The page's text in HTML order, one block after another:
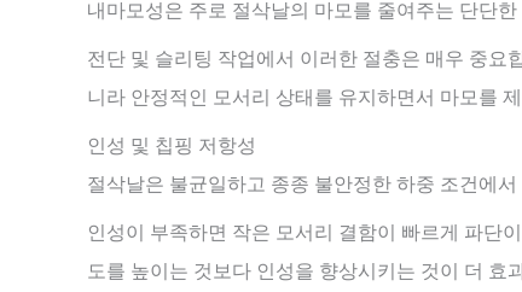
내마모성은 주로 절삭날의 마모를 줄여주는 단단
전단 및 슬리팅 작업에서 이러한 절충은 매우 중
니라 안정적인 모서리 상태를 유지하면서 마모를
인성 및 칩핑 저항성
절삭날은 불균일하고 종종 불안정한 하중 조건에
인성이 부족하면 작은 모서리 결함이 빠르게 파단
도를 높이는 것보다 인성을 향상시키는 것이 더 효